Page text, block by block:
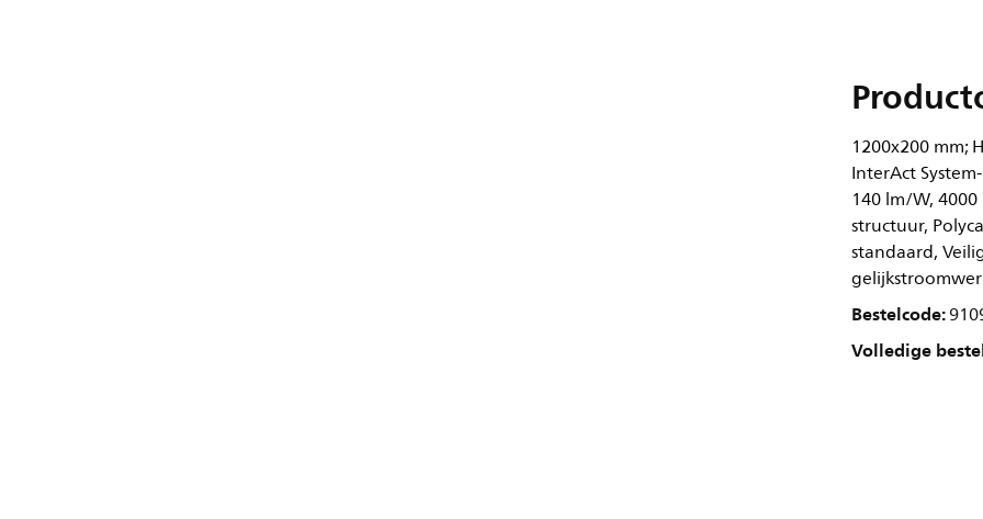
1200x200 mm;
InterAct
140 lm/W,
structuur,
standaard,
Bestelcode:
Volledige